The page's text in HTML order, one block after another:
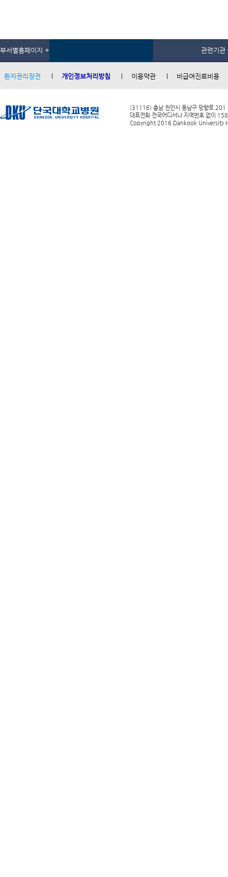
부서별홈페이지 + 관련기관
환자권리장전 개인정보처리방침 이용약관 비급여진료비용
(31116) 충남 천안시 동남구 망향로 201
대표전화 전국어디서나 지역번호 없이
Copyright 2016 Dankook University